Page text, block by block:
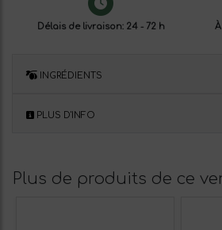
Délais de livraison: 24 - 72 h
INGRÉDIENTS
PLUS D'INFO
Plus de produits de ce